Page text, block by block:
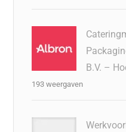
B.V. –
193 weergaven